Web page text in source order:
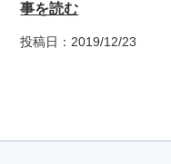
事を読む
投稿日：2019/12/23